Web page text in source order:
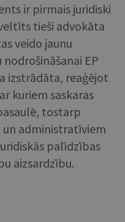
ir pirmais juridiski
tieši advokāta
veido jaunu
EP
izstrādāta, reaģējot
kuriem saskaras
tostarp
un administratīviem
palīdzības
aizsardzību.